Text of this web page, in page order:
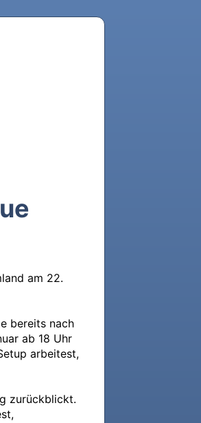
am 22.
bereits nach
ab 18 Uhr
arbeitest,
zurückblickt.